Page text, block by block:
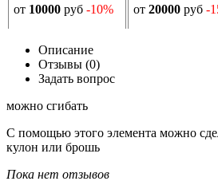
от 10000 руб -10% от 20000 руб -
Описание
Отзывы (0)
Задать вопрос
можно сгибать
С помощью этого элемента можно
кулон или брошь
Пока нет отзывов